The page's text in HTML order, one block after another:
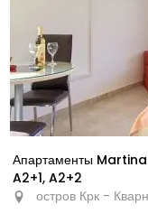
Апартаменты Martina
A2+1, A2+2
остров Крк -